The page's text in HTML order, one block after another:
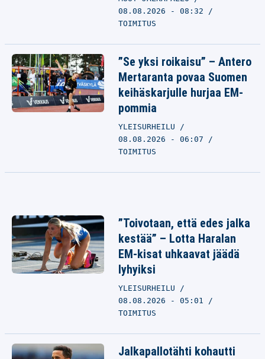
08.08.2026 - 08:32
TOIMITUS
”Se yksi roikaisu” – Antero
Mertaranta povaa Suomen
keihäskarjulle hurjaa EM-
pommia
YLEISURHEILU
08.08.2026 - 06:07
TOIMITUS
”Toivotaan, että edes jalka
kestää” – Lotta Haralan
EM-kisat uhkaavat jäädä
lyhyiksi
YLEISURHEILU
08.08.2026 - 05:01
TOIMITUS
Jalkapallotähti kohautti